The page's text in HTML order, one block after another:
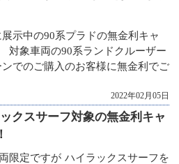
示中の90系プラドの無金利キャ
象車両の90系ランドクルーザー
でのご購入のお客様に無金利でご
2022年02月05日
クスサーフ対象の無金利キャ
限定ですが ハイラックスサーフを